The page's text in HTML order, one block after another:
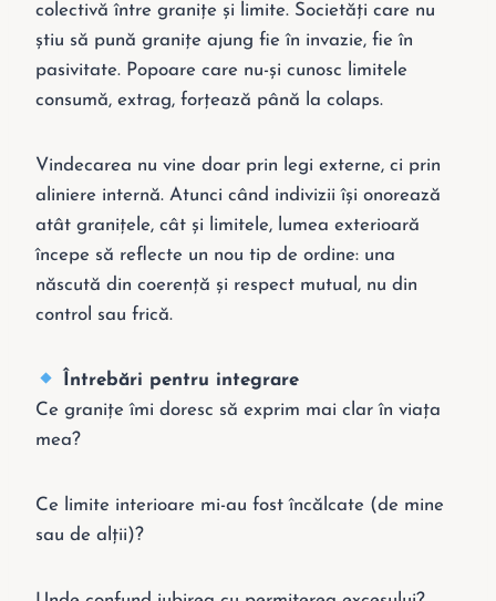
colectivă între granițe și limite. Societăți care nu
știu să pună granițe ajung fie în invazie, fie în
pasivitate. Popoare care nu-și cunosc limitele
consumă, extrag, forțează până la colaps.
Vindecarea nu vine doar prin legi externe, ci prin
aliniere internă. Atunci când indivizii își onorează
atât granițele, cât și limitele, lumea exterioară
începe să reflecte un nou tip de ordine: una
născută din coerență și respect mutual, nu din
control sau frică.
Întrebări pentru integrare
Ce granițe îmi doresc să exprim mai clar în viața
mea?
Ce limite interioare mi-au fost încălcate (de mine
sau de alții)?